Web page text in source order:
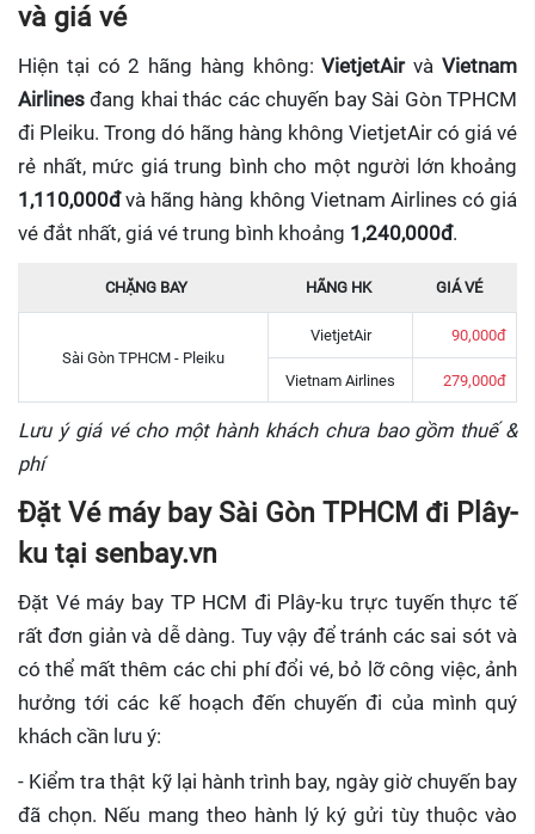
và giá vé
Hiện tại có 2 hãng hàng không:VietjetAirvàVietnam
Airlines đang khai thác các chuyến bay Sài Gòn TPHCM
đi Pleiku. Trong dó hãng hàng không VietjetAir có giá vé
rẻ nhất, mức giá trung bình cho một người lớn khoảng
1,110,000đvà hãng hàng không Vietnam Airlines có giá
vé đắt nhất, giá vé trung bình khoảng 1,240,000đ.
CHẶNG BAY HÃNG HK GIÁ VÉ
Sài Gòn TPHCM - Pleiku
VietjetAir 90,000đ
Vietnam Airlines 279,000đ
Lưu ý giá vé cho một hành khách chưa bao gồm thuế &
phí
Đặt Vé máy bay Sài Gòn TPHCM đi Plây-
ku tại senbay.vn
Đặt Vé máy bay TP HCM đi Plây-ku trực tuyến thực tế
rất đơn giản và dễ dàng. Tuy vậy để tránh các sai sót và
có thể mất thêm các chi phí đổi vé, bỏ lỡ công việc, ảnh
hưởng tới các kế hoạch đến chuyến đi của mình quý
khách cần lưu ý:
- Kiểm tra thật kỹ lại hành trình bay, ngày giờ chuyến bay
đã chọn. Nếu mang theo hành lý ký gửi tùy thuộc vào